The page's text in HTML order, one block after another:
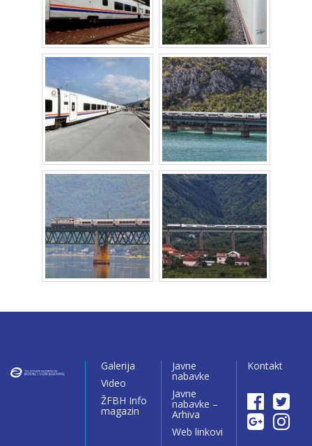
Galerija
Video
ŽFBH Info
magazin
Javne
nabavke
Javne
nabavke –
Arhiva
Web linkovi
Kontakt